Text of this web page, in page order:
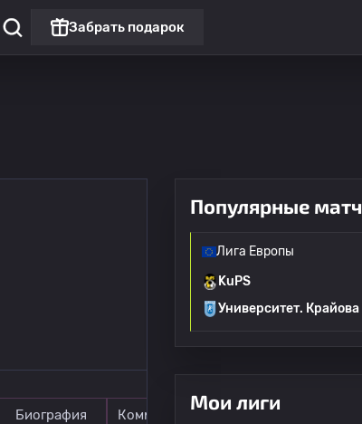
Забрать подарок
Биография Комментарии
Популярные
Лига Европы
KuPS
Университет. Крайова
Мои лиги